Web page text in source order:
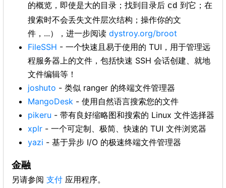
的概览，即使是大的目录；找到目录后 cd 到它；在
搜索时不会丢失文件层次结构；操作你的文
件，...），进一步阅读 dystroy.org/broot
FileSSH - 一个快速且易于使用的 TUI，用于管理远
程服务器上的文件，包括快速 SSH 会话创建、就地
文件编辑等！
joshuto - 类似 ranger 的终端文件管理器
MangoDesk - 使用自然语言搜索您的文件
pikeru - 带有良好缩略图和搜索的 Linux 文件选择器
xplr - 一个可定制、极简、快速的 TUI 文件浏览器
yazi - 基于异步 I/O 的极速终端文件管理器
金融
另请参阅 支付 应用程序。